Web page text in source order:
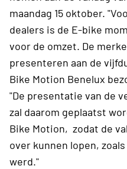
maandag 15 oktober.
dealers is de E-bike
voor de omzet. De
presenteren aan de
Bike Motion Benelux
"De presentatie van de
zal daarom geplaatst
Bike Motion, zodat de
over kunnen lopen,
werd."